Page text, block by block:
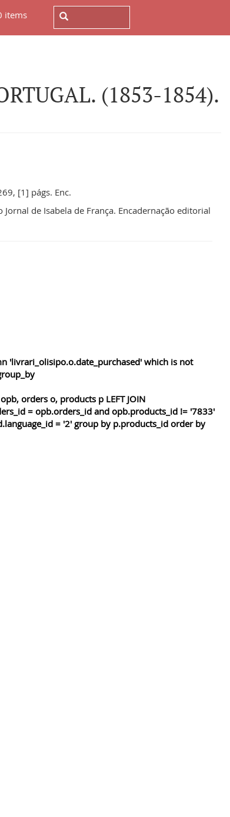
items
(1853-1854).
[1] págs. Enc.
de Isabela de França. Encadernação editorial
'livrari_olisipo.o.date_purchased' which is not
orders o, products p LEFT JOIN
= opb.orders_id and opb.products_id != '7833'
= '2' group by p.products_id order by